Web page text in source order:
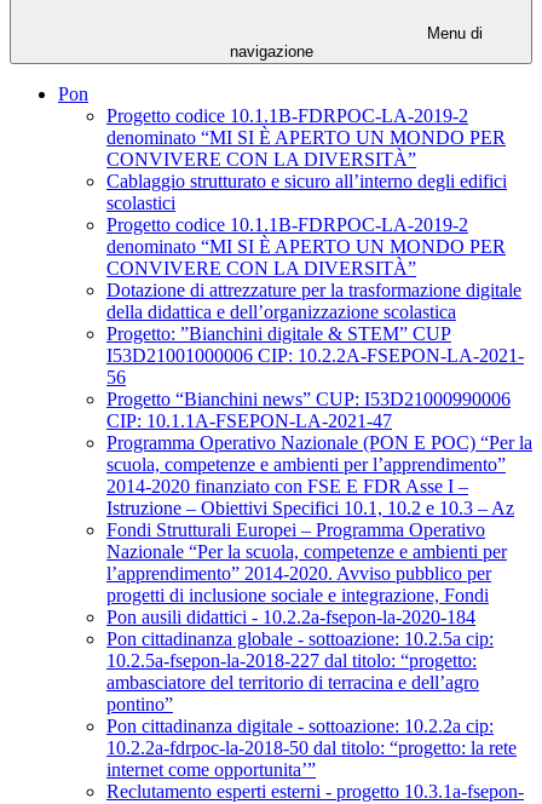
Menu di
navigazione
Pon
Progetto codice 10.1.1B-FDRPOC-LA-2019-2
denominato “MI SI È APERTO UN MONDO PER
CONVIVERE CON LA DIVERSITÀ”
Cablaggio strutturato e sicuro all’interno degli edifici
scolastici
Progetto codice 10.1.1B-FDRPOC-LA-2019-2
denominato “MI SI È APERTO UN MONDO PER
CONVIVERE CON LA DIVERSITÀ”
Dotazione di attrezzature per la trasformazione digitale
della didattica e dell’organizzazione scolastica
Progetto: ”Bianchini digitale & STEM” CUP
I53D21001000006 CIP: 10.2.2A-FSEPON-LA-2021-
56
Progetto “Bianchini news” CUP: I53D21000990006
CIP: 10.1.1A-FSEPON-LA-2021-47
Programma Operativo Nazionale (PON E POC) “Per la
scuola, competenze e ambienti per l’apprendimento”
2014-2020 finanziato con FSE E FDR Asse I –
Istruzione – Obiettivi Specifici 10.1, 10.2 e 10.3 – Az
Fondi Strutturali Europei – Programma Operativo
Nazionale “Per la scuola, competenze e ambienti per
l’apprendimento” 2014-2020. Avviso pubblico per
progetti di inclusione sociale e integrazione, Fondi
Pon ausili didattici - 10.2.2a-fsepon-la-2020-184
Pon cittadinanza globale - sottoazione: 10.2.5a cip:
10.2.5a-fsepon-la-2018-227 dal titolo: “progetto:
ambasciatore del territorio di terracina e dell’agro
pontino”
Pon cittadinanza digitale - sottoazione: 10.2.2a cip:
10.2.2a-fdrpoc-la-2018-50 dal titolo: “progetto: la rete
internet come opportunita’”
Reclutamento esperti esterni - progetto 10.3.1a-fsepon-